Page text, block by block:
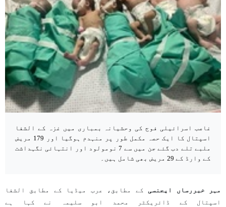
غاصب اسرائیلی فوج کی وحشیانہ بمباری میں غزہ کے الشفا
اسپتال کا ایک حصہ مکمل طور پر منہدم ہوگیا اور 179 مریض
ملبے تلے دب گئے جن میں سے 7 نومولود اور انتہائی نگہداشت
کے وارڈ کے 29 مریض بھی شامل ہیں۔
مہر خبررساں ایجنسی کے مطابق، عرب میڈیا کے مطابق الشفا
اسپتال کے ڈائریکٹر محمد ابو سلیمہ نے کہا ہے